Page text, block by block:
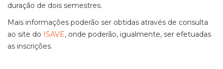
duração de dois semestres.
Mais informações poderão ser obtidas através de consulta
ao site do ISAVE, onde poderão, igualmente, ser efetuadas
as inscrições.